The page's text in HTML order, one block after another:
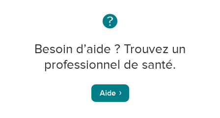
Besoin d’aide ? Trouvez un
professionnel de santé.
Aide